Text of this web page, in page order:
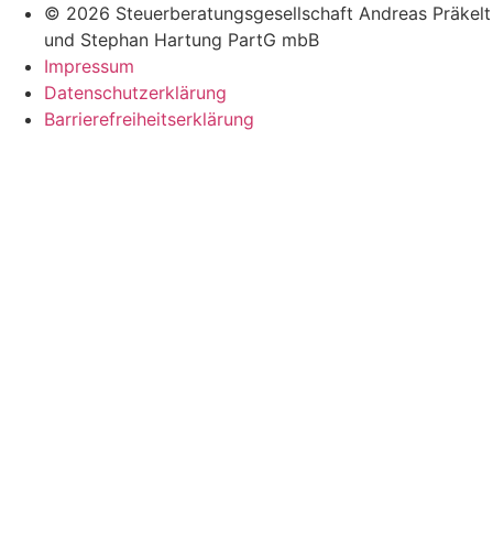
© 2026 Steuerberatungsgesellschaft Andreas Präkelt
und Stephan Hartung PartG mbB
Impressum
Datenschutzerklärung
Barrierefreiheitserklärung